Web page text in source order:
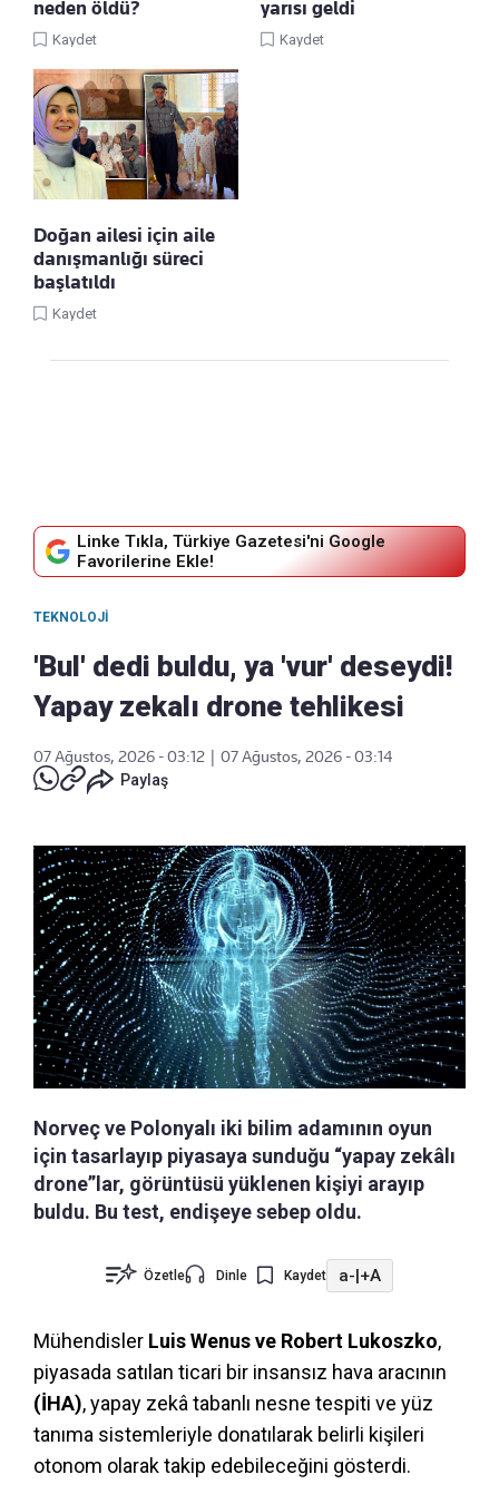
neden öldü?
Kaydet
yarısı geldi
Kaydet
Doğan ailesi için aile
danışmanlığı süreci
başlatıldı
Kaydet
Linke Tıkla, Türkiye Gazetesi'ni Google
Favorilerine Ekle!
TEKNOLOJI
'Bul' dedi buldu, ya 'vur' deseydi!
Yapay zekalı drone tehlikesi
07 Ağustos, 2026 - 03:12
07 Ağustos, 2026 - 03:14
Paylaş
Norveç ve Polonyalı iki bilim adamının oyun
için tasarlayıp piyasaya sunduğu “yapay zekâlı
drone”lar, görüntüsü yüklenen kişiyi arayıp
buldu. Bu test, endişeye sebep oldu.
Özetle Dinle Kaydet a-|+A
Mühendisler Luis Wenus ve Robert Lukoszko,
piyasada satılan ticari bir insansız hava aracının
(İHA), yapay zekâ tabanlı nesne tespiti ve yüz
tanıma sistemleriyle donatılarak belirli kişileri
otonom olarak takip edebileceğini gösterdi.